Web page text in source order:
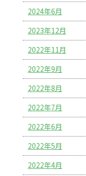
2024年6月
2023年12月
2022年11月
2022年9月
2022年8月
2022年7月
2022年6月
2022年5月
2022年4月